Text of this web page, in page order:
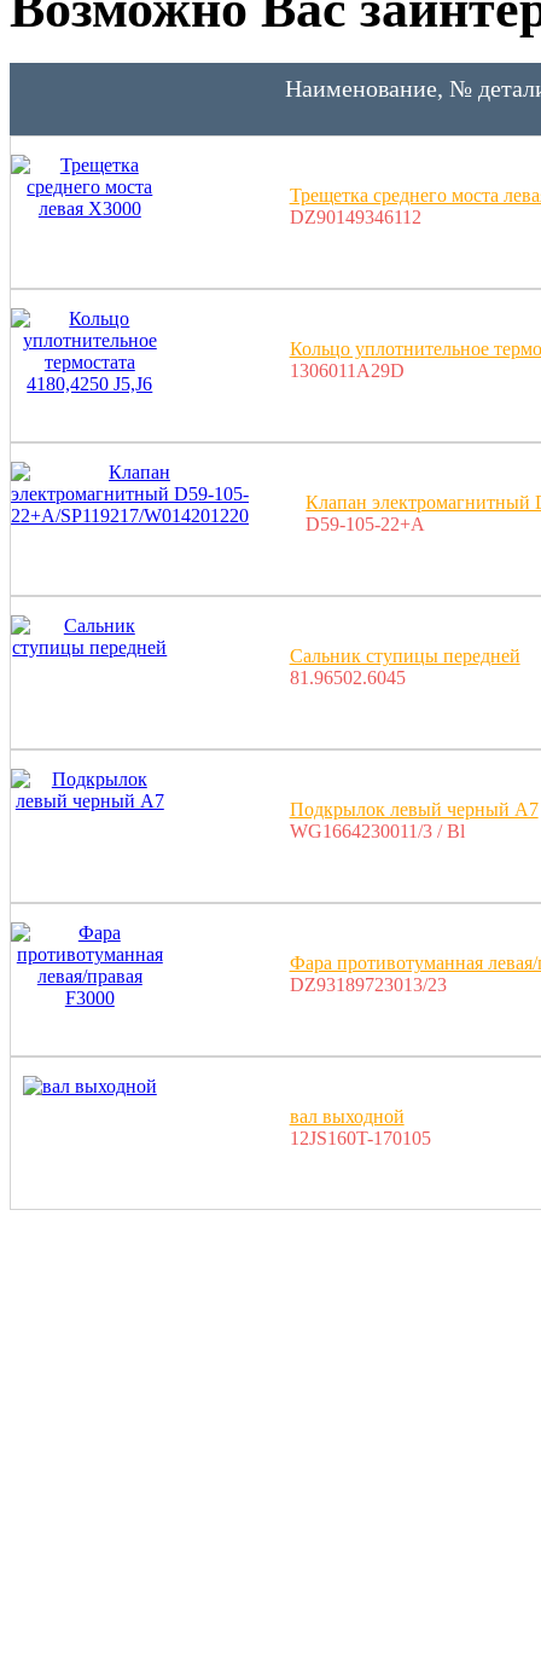
Наименование, №
Трещетка среднего моста
DZ90149346112
Кольцо уплотнительное
1306011A29D
Клапан электромагнитный
D59-105-22+A
Сальник ступицы передней
81.96502.6045
Подкрылок левый черный A7
WG1664230011/3 / Bl
Фара противотуманная левая/
DZ93189723013/23
вал выходной
12JS160T-170105